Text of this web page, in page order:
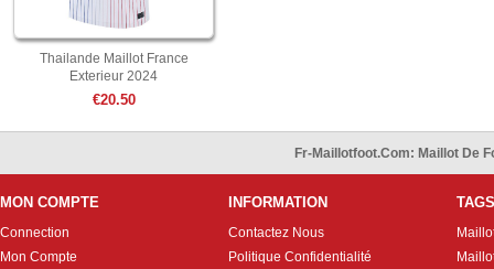
Thailande Maillot France
Exterieur 2024
€20.50
Fr-Maillotfoot.com: Maillot De
MON COMPTE
Connection
Mon Compte
INFORMATION
Contactez Nous
Politique Confidentialité
TAGS